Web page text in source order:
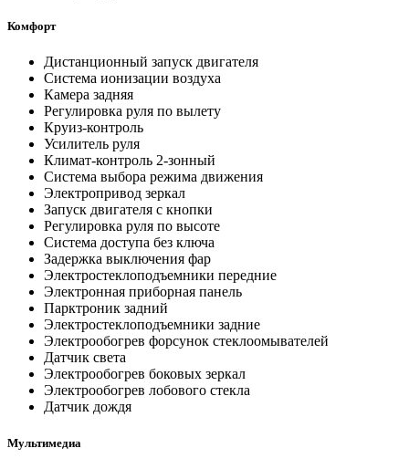
Комфорт
Дистанционный запуск двигателя
Система ионизации воздуха
Камера задняя
Регулировка руля по вылету
Круиз-контроль
Усилитель руля
Климат-контроль 2-зонный
Система выбора режима движения
Электропривод зеркал
Запуск двигателя с кнопки
Регулировка руля по высоте
Система доступа без ключа
Задержка выключения фар
Электростеклоподъемники передние
Электронная приборная панель
Парктроник задний
Электростеклоподъемники задние
Электрообогрев форсунок стеклоомывателей
Датчик света
Электрообогрев боковых зеркал
Электрообогрев лобового стекла
Датчик дождя
Мультимедиа